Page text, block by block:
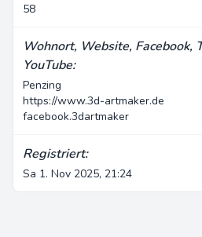
58
Wohnort, Website, Facebook,
YouTube:
Penzing
https://www.3d-artmaker.de
facebook.3dartmaker
Registriert:
Sa 1. Nov 2025, 21:24